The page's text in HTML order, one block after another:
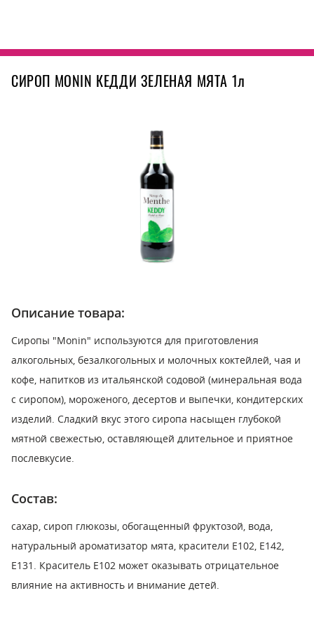
СИРОП MONIN КЕДДИ ЗЕЛЕНАЯ МЯТА 1л
Описание товара:
Сиропы "Monin" используются для приготовления
алкогольных, безалкогольных и молочных коктейлей, чая и
кофе, напитков из итальянской содовой (минеральная вода
с сиропом), мороженого, десертов и выпечки, кондитерских
изделий. Сладкий вкус этого сиропа насыщен глубокой
мятной свежестью, оставляющей длительное и приятное
послевкусие.
Состав:
сахар, сироп глюкозы, обогащенный фруктозой, вода,
натуральный ароматизатор мята, красители Е102, Е142,
Е131. Краситель Е102 может оказывать отрицательное
влияние на активность и внимание детей.